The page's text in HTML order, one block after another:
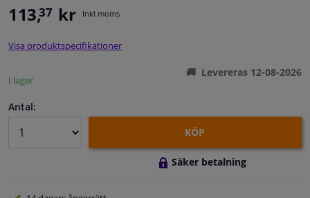
Husbil, motorcykel, cykel & båt
113,37 kr Inkl moms
Visa produktspecifikationer
I lager
Levereras 12-08-2026
Antal:
KÖP
Säker betalning